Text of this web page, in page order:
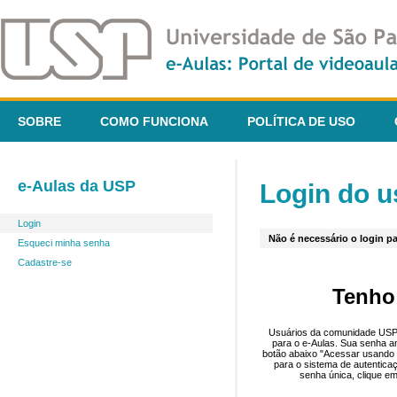
SOBRE COMO FUNCIONA POLÍTICA DE USO
e-Aulas da USP
Login
Esqueci minha senha
Cadastre-se
Login do
Não é necessário o login
Usuários da comunidade
para o e-Aulas. Sua senha
botão abaixo "Acessar
para o sistema de
senha única, clique